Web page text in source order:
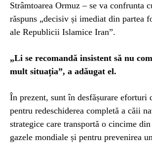
Strâmtoarea Ormuz – se va confrunta
răspuns „decisiv și imediat din partea
ale Republicii Islamice Iran”.
„Li se recomandă insistent să nu
mult situația”, a adăugat el.
În prezent, sunt în desfășurare eforturi
pentru redeschiderea completă a căii
strategice care transportă o cincime
gazele mondiale și pentru prevenirea